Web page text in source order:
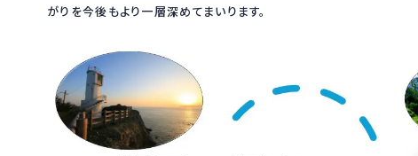
がりを今後もより一層深めてまいります。